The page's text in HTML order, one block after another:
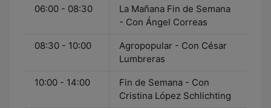
06:00 - 08:30
La Mañana Fin de Semana
- Con Ángel Correas
08:30 - 10:00
Agropopular - Con César
Lumbreras
10:00 - 14:00
Fin de Semana - Con
Cristina López Schlichting